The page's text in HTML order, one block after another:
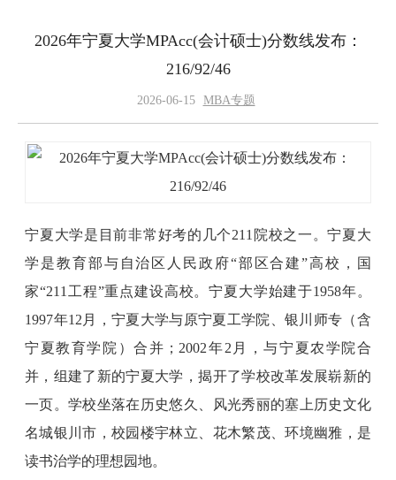
2026年宁夏大学MPAcc(会计硕士)分数线发布：
216/92/46
2026-06-15 MBA专题
宁夏大学是目前非常好考的几个211院校之一。宁夏大
学是教育部与自治区人民政府“部区合建”高校，国
家“211工程”重点建设高校。宁夏大学始建于1958年。
1997年12月，宁夏大学与原宁夏工学院、银川师专（含
宁夏教育学院）合并；2002年2月，与宁夏农学院合
并，组建了新的宁夏大学，揭开了学校改革发展崭新的
一页。学校坐落在历史悠久、风光秀丽的塞上历史文化
名城银川市，校园楼宇林立、花木繁茂、环境幽雅，是
读书治学的理想园地。